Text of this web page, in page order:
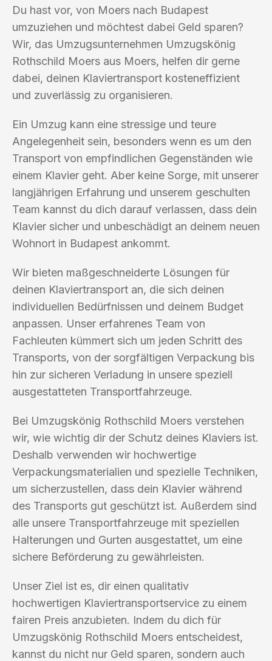
Du hast vor, von Moers nach Budapest
umzuziehen und möchtest dabei Geld sparen?
Wir, das Umzugsunternehmen Umzugskönig
Rothschild Moers aus Moers, helfen dir gerne
dabei, deinen Klaviertransport kosteneffizient
und zuverlässig zu organisieren.
Ein Umzug kann eine stressige und teure
Angelegenheit sein, besonders wenn es um den
Transport von empfindlichen Gegenständen wie
einem Klavier geht. Aber keine Sorge, mit unserer
langjährigen Erfahrung und unserem geschulten
Team kannst du dich darauf verlassen, dass dein
Klavier sicher und unbeschädigt an deinem neuen
Wohnort in Budapest ankommt.
Wir bieten maßgeschneiderte Lösungen für
deinen Klaviertransport an, die sich deinen
individuellen Bedürfnissen und deinem Budget
anpassen. Unser erfahrenes Team von
Fachleuten kümmert sich um jeden Schritt des
Transports, von der sorgfältigen Verpackung bis
hin zur sicheren Verladung in unsere speziell
ausgestatteten Transportfahrzeuge.
Bei Umzugskönig Rothschild Moers verstehen
wir, wie wichtig dir der Schutz deines Klaviers ist.
Deshalb verwenden wir hochwertige
Verpackungsmaterialien und spezielle Techniken,
um sicherzustellen, dass dein Klavier während
des Transports gut geschützt ist. Außerdem sind
alle unsere Transportfahrzeuge mit speziellen
Halterungen und Gurten ausgestattet, um eine
sichere Beförderung zu gewährleisten.
Unser Ziel ist es, dir einen qualitativ
hochwertigen Klaviertransportservice zu einem
fairen Preis anzubieten. Indem du dich für
Umzugskönig Rothschild Moers entscheidest,
kannst du nicht nur Geld sparen, sondern auch